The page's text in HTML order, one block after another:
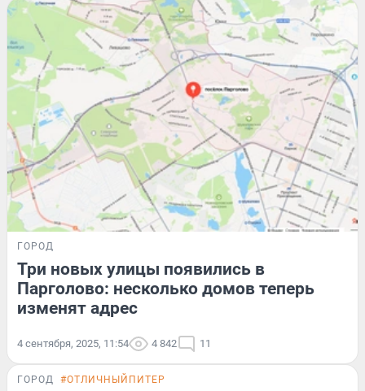
ГОРОД
Три новых улицы появились в
Парголово: несколько домов теперь
изменят адрес
4 сентября, 2025, 11:54 4 842 11
ГОРОД #ОТЛИЧНЫЙПИТЕР